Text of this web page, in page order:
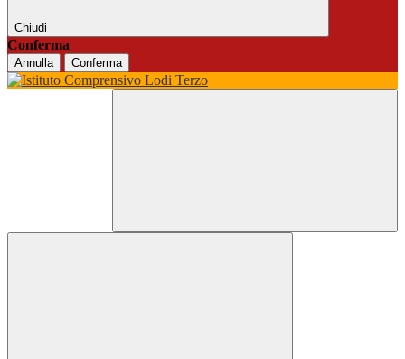
Chiudi
Conferma
Annulla Conferma